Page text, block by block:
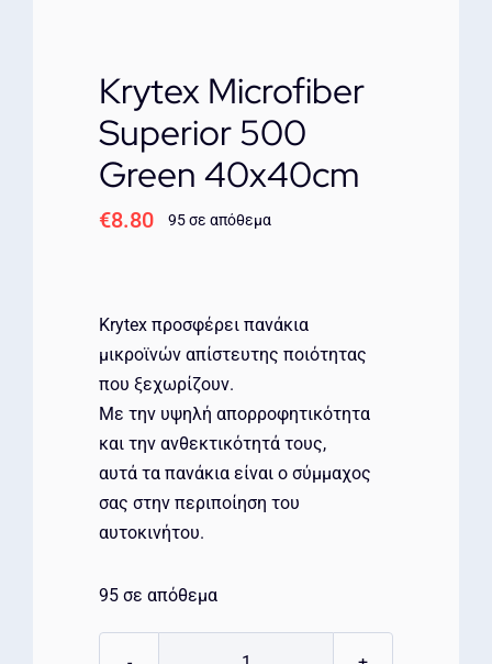
Krytex Microfiber
Superior 500
Green 40x40cm
€8.80 95 σε απόθεμα
Krytex προσφέρει πανάκια
μικροϊνών απίστευτης ποιότητας
που ξεχωρίζουν.
Με την υψηλή απορροφητικότητα
και την ανθεκτικότητά τους,
αυτά τα πανάκια είναι ο σύμμαχος
σας στην περιποίηση του
αυτοκινήτου.
95 σε απόθεμα